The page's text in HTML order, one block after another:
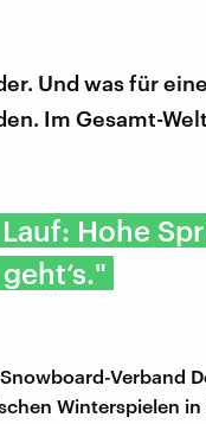
Und was für
Im Gesamt-
Hohe
Verband
Winterspielen